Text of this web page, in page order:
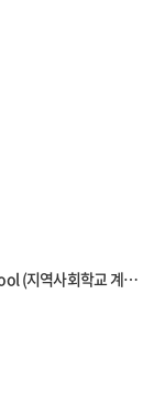
[실내건축졸업설계(1)] 공예지 | Plug-in-Public School (지역사회학교 계획안 프로젝트)